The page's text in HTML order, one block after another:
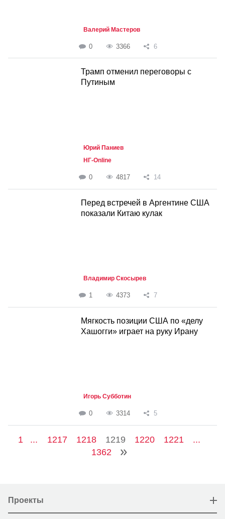
Валерий Мастеров
0 3366 6
Трамп отменил переговоры с
Путиным
Юрий Паниев
НГ-Online
0 4817 14
Перед встречей в Аргентине США
показали Китаю кулак
Владимир Скосырев
1 4373 7
Мягкость позиции США по «делу
Хашогги» играет на руку Ирану
Игорь Субботин
0 3314 5
1 ... 1217 1218 1219 1220 1221
...
1362
Проекты